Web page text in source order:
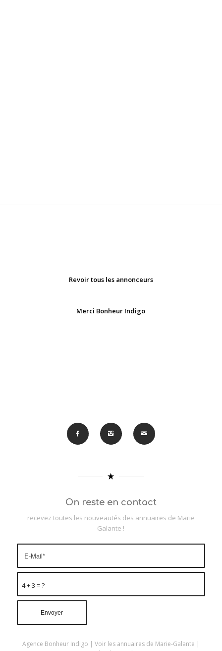
Revoir tous les annonceurs
Merci Bonheur Indigo
On reste en contact
recevez toutes les nouveautés des annuaires de Marie
Galante !
4 + 3 = ?
Agence Bonheur Indigo | Voir les annuaires de Marie-Galante |